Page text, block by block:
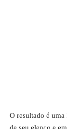
O resultado é
de seu elenco e